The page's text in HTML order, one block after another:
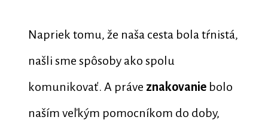
Napriek tomu, že naša cesta bola tŕnistá,
našli sme spôsoby ako spolu
komunikovať. A práve znakovaniebolo
naším veľkým pomocníkom do doby,